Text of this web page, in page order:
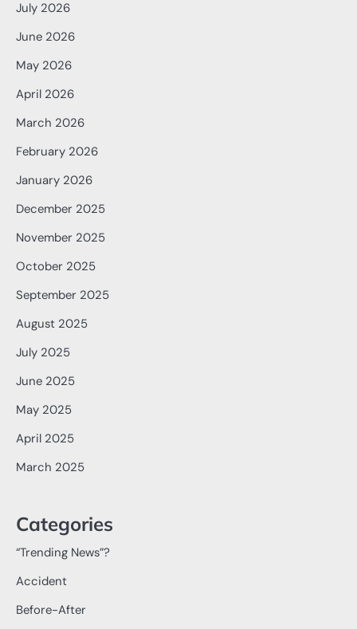
July 2026
June 2026
May 2026
April 2026
March 2026
February 2026
January 2026
December 2025
November 2025
October 2025
September 2025
August 2025
July 2025
June 2025
May 2025
April 2025
March 2025
Categories
“Trending News”?
Accident
Before-After